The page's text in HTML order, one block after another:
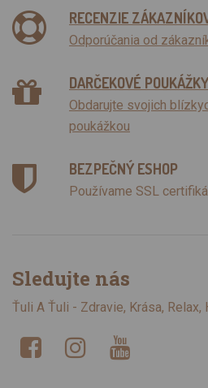
RECENZIE
Odporúčania od
DARČEKOVÉ POUKÁŽKY
Obdarujte svojich
poukážkou
BEZPEČNÝ ESHOP
Používame SSL
Sledujte nás
Ťuli A Ťuli - Zdravie, Krása, Relax,